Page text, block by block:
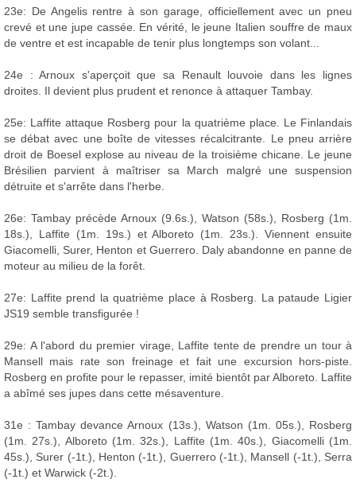
23e: De Angelis rentre à son garage, officiellement avec un pneu
crevé et une jupe cassée. En vérité, le jeune Italien souffre de maux
de ventre et est incapable de tenir plus longtemps son volant...
24e : Arnoux s'aperçoit que sa Renault louvoie dans les lignes
droites. Il devient plus prudent et renonce à attaquer Tambay.
25e: Laffite attaque Rosberg pour la quatrième place. Le Finlandais
se débat avec une boîte de vitesses récalcitrante. Le pneu arrière
droit de Boesel explose au niveau de la troisième chicane. Le jeune
Brésilien parvient à maîtriser sa March malgré une suspension
détruite et s'arrête dans l'herbe.
26e: Tambay précède Arnoux (9.6s.), Watson (58s.), Rosberg (1m.
18s.), Laffite (1m. 19s.) et Alboreto (1m. 23s.). Viennent ensuite
Giacomelli, Surer, Henton et Guerrero. Daly abandonne en panne de
moteur au milieu de la forêt.
27e: Laffite prend la quatrième place à Rosberg. La pataude Ligier
JS19 semble transfigurée !
29e: A l'abord du premier virage, Laffite tente de prendre un tour à
Mansell mais rate son freinage et fait une excursion hors-piste.
Rosberg en profite pour le repasser, imité bientôt par Alboreto. Laffite
a abîmé ses jupes dans cette mésaventure.
31e : Tambay devance Arnoux (13s.), Watson (1m. 05s.), Rosberg
(1m. 27s.), Alboreto (1m. 32s.), Laffite (1m. 40s.), Giacomelli (1m.
45s.), Surer (-1t.), Henton (-1t.), Guerrero (-1t.), Mansell (-1t.), Serra
(-1t.) et Warwick (-2t.).